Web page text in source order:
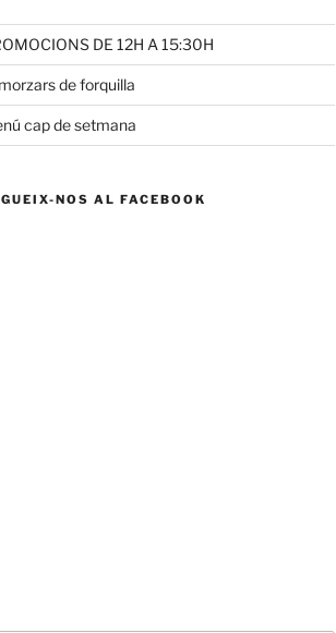
DE 12H A 15:30H
de forquilla
cap de setmana
NOS AL FACEBOOK